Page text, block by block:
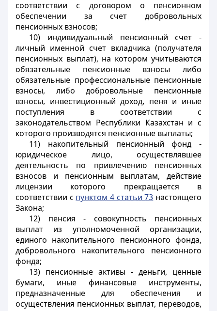
соответствии с договором о пенсионном
обеспечении за счет добровольных
пенсионных взносов;
10) индивидуальный пенсионный счет -
личный именной счет вкладчика (получателя
пенсионных выплат), на котором учитываются
обязательные пенсионные взносы либо
обязательные профессиональные пенсионные
взносы, либо добровольные пенсионные
взносы, инвестиционный доход, пеня и иные
поступления в соответствии с
законодательством Республики Казахстан и с
которого производятся пенсионные выплаты;
11) накопительный пенсионный фонд -
юридическое лицо, осуществлявшее
деятельность по привлечению пенсионных
взносов и пенсионным выплатам, действие
лицензии которого прекращается в
соответствии с пунктом 4 статьи 73 настоящего
Закона;
12) пенсия - совокупность пенсионных
выплат из уполномоченной организации,
единого накопительного пенсионного фонда,
добровольного накопительного пенсионного
фонда;
13) пенсионные активы - деньги, ценные
бумаги, иные финансовые инструменты,
предназначенные для обеспечения и
осуществления пенсионных выплат, переводов,